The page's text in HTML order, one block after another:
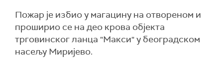
Пожар је избио у магацину на отвореном и
проширио се на део крова објекта
трговинског ланца "Макси" у београдском
насељу Миријево.